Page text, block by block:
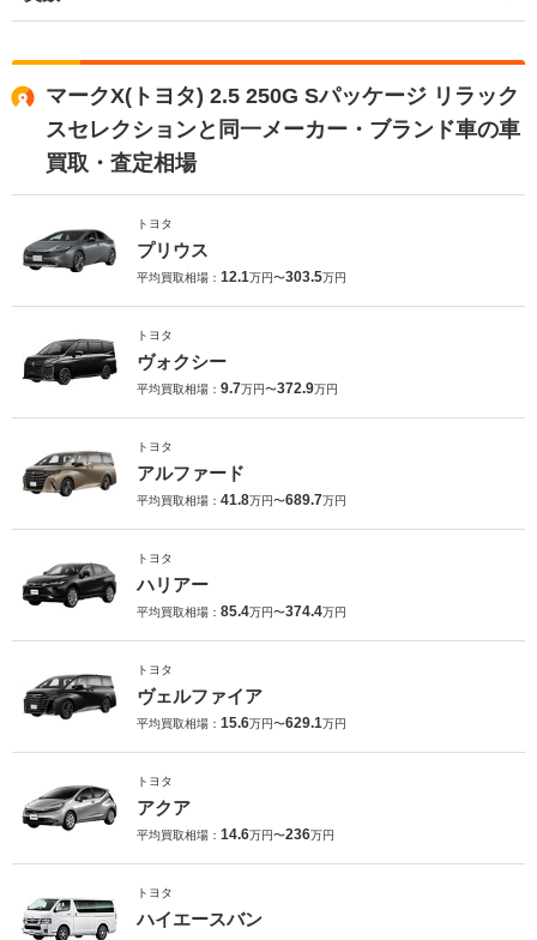
マークX(トヨタ) 2.5 250G Sパッケージ リラック
スセレクションと同一メーカー・ブランド車の車
買取・査定相場
トヨタ
プリウス
平均買取相場： 12.1万円〜303.5万円
トヨタ
ヴォクシー
平均買取相場： 9.7万円〜372.9万円
トヨタ
アルファード
平均買取相場： 41.8万円〜689.7万円
トヨタ
ハリアー
平均買取相場： 85.4万円〜374.4万円
トヨタ
ヴェルファイア
平均買取相場： 15.6万円〜629.1万円
トヨタ
アクア
平均買取相場： 14.6万円〜236万円
トヨタ
ハイエースバン